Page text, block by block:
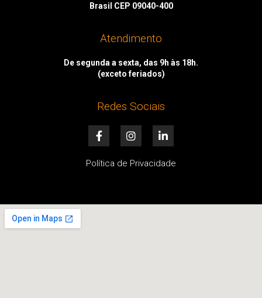
Brasil CEP 09040-400
Atendimento
De segunda a sexta, das 9h às 18h.
(exceto feriados)
Redes Sociais
F
a
e
k
I
n
t
a
i
k
n
Política de Privacidade